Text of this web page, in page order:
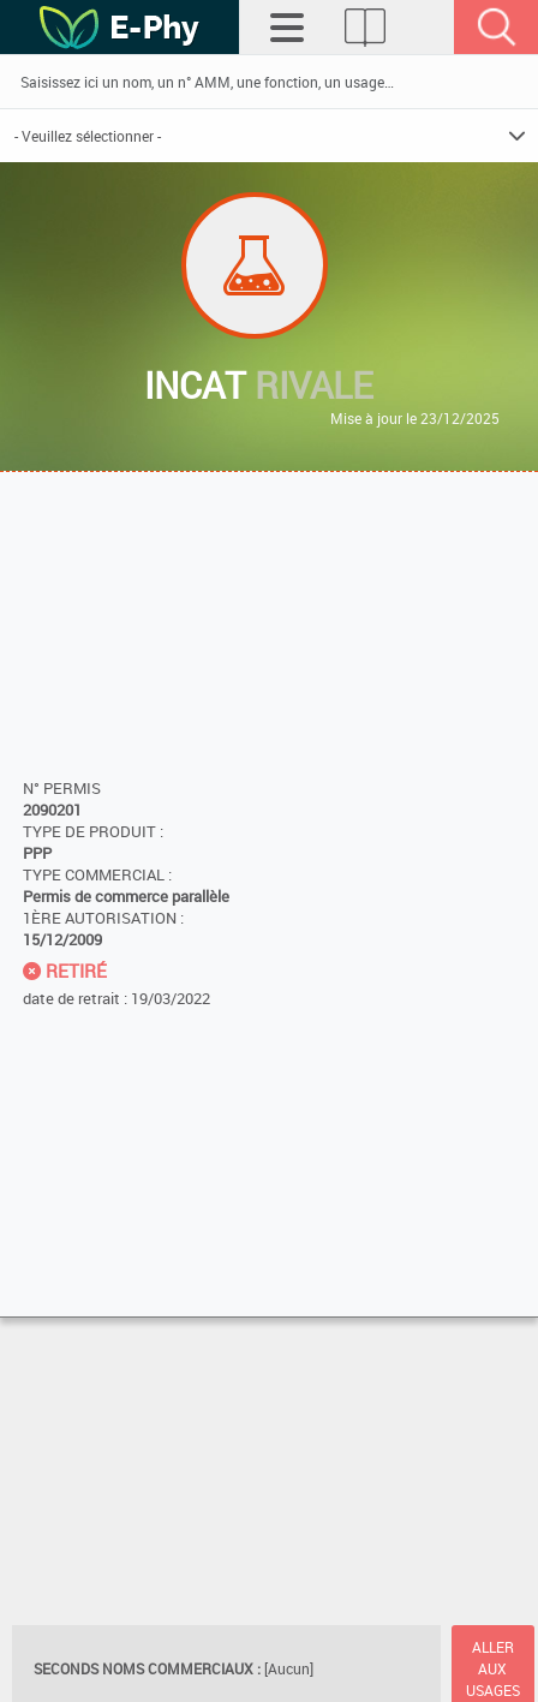
INCATRIVALE
Mise à jour le 23/12/2025
N° PERMIS
2090201
TYPE DE PRODUIT :
PPP
TYPE COMMERCIAL :
Permis de commerce parallèle
1ÈRE AUTORISATION :
15/12/2009
RETIRÉ
date de retrait : 19/03/2022
SECONDS NOMS COMMERCIAUX : [Aucun]
ALLER
AUX
USAGES